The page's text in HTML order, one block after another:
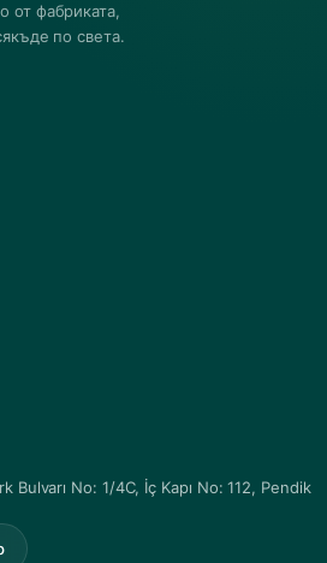
от фабриката,
по света.
Bulvarı No: 1/4C, İç Kapı No: 112, Pendik